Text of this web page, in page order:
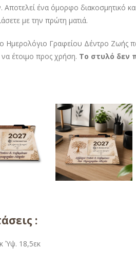
Αποτελεί ένα όμορφο διακοσμητικό
με την πρώτη ματιά.
Ημερολόγιο Γραφείου Δέντρο Ζωής
να έτοιμο προς χρήση. Το στυλό δεν
:
Ύψ. 18,5εκ